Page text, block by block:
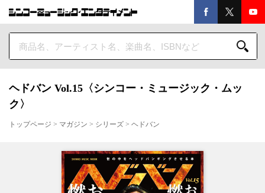
ヘドバン Vol.15〈シンコー・ミュージック・ムッ
ク〉
トップページ > マガジン > シリーズ > ヘドバン